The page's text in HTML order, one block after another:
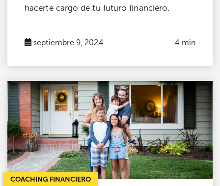
hacerte cargo de tu futuro financiero.
septiembre 9, 2024 4 min
COACHING FINANCIERO